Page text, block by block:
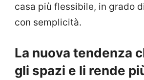
casa più flessibile, in grado
con semplicità.
La nuova tendenza
gli spazi e li rende